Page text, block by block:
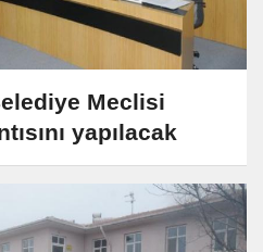
Meclisi
yapılacak